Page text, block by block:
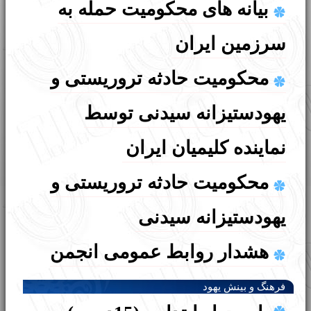
English עברית
بیانه های محکومیت حمله به
سرزمین ایران
محکومیت حادثه تروریستی و
یهودستیزانه سیدنی توسط
نماینده کلیمیان ایران
محکومیت حادثه تروریستی و
یهودستیزانه سیدنی
هشدار روابط عمومی انجمن
کلیمیان تهران در خصوص برخی
فرهنگ و بینش یهود